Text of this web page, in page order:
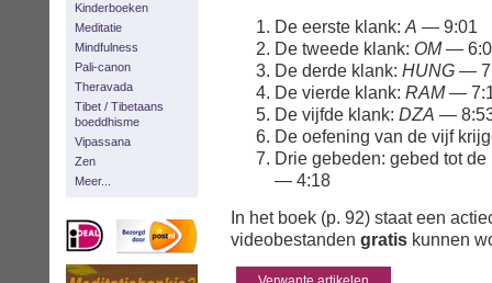
Kinderboeken
Meditatie
Mindfulness
Pali-canon
Theravada
Tibet / Tibetaans
boeddhisme
Vipassana
Zen
Meer...
De eerste klank: A — 9:01
De tweede klank: OM—
De derde klank: HUNG —
De vierde klank: RAM—
De vijfde klank: DZA —
De oefening van de vijf
Drie gebeden: gebed tot
— 4:18
In het boek (p. 92) staat een
videobestanden gratis kunnen